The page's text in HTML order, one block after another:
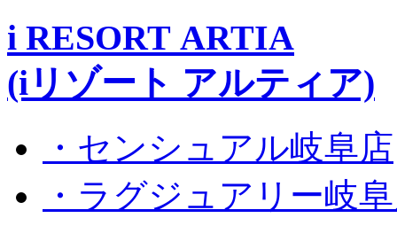
i RESORT ARTIA
(iリゾート アルティア)
・センシュアル岐阜店
・ラグジュアリー岐